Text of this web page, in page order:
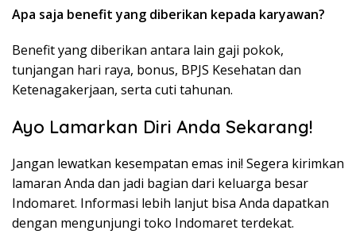
Apa saja benefit yang diberikan kepada karyawan?
Benefit yang diberikan antara lain gaji pokok,
tunjangan hari raya, bonus, BPJS Kesehatan dan
Ketenagakerjaan, serta cuti tahunan.
Ayo Lamarkan Diri Anda Sekarang!
Jangan lewatkan kesempatan emas ini! Segera kirimkan
lamaran Anda dan jadi bagian dari keluarga besar
Indomaret. Informasi lebih lanjut bisa Anda dapatkan
dengan mengunjungi toko Indomaret terdekat.